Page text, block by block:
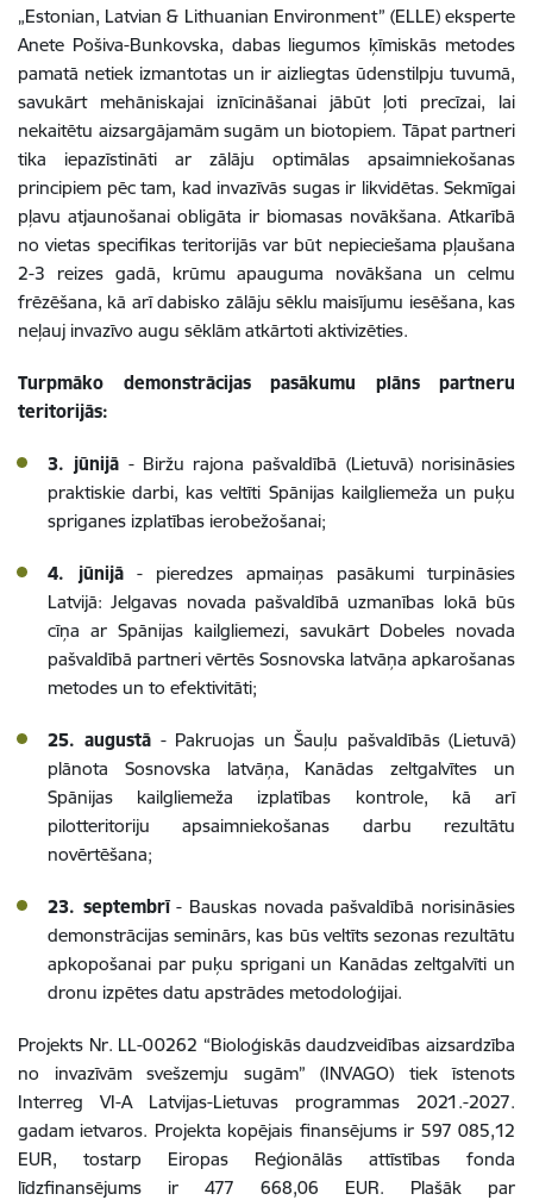
„Estonian, Latvian & Lithuanian Environment” (ELLE) eksperte
Anete Pošiva-Bunkovska, dabas liegumos ķīmiskās metodes
pamatā netiek izmantotas un ir aizliegtas ūdenstilpju tuvumā,
savukārt mehāniskajai iznīcināšanai jābūt ļoti precīzai, lai
nekaitētu aizsargājamām sugām un biotopiem. Tāpat partneri
tika iepazīstināti ar zālāju optimālas apsaimniekošanas
principiem pēc tam, kad invazīvās sugas ir likvidētas. Sekmīgai
pļavu atjaunošanai obligāta ir biomasas novākšana. Atkarībā
no vietas specifikas teritorijās var būt nepieciešama pļaušana
2-3 reizes gadā, krūmu apauguma novākšana un celmu
frēzēšana, kā arī dabisko zālāju sēklu maisījumu iesēšana, kas
neļauj invazīvo augu sēklām atkārtoti aktivizēties.
Turpmāko demonstrācijas pasākumu plāns partneru
teritorijās:
3. jūnijā - Biržu rajona pašvaldībā (Lietuvā) norisināsies
praktiskie darbi, kas veltīti Spānijas kailgliemeža un puķu
spriganes izplatības ierobežošanai;
4. jūnijā - pieredzes apmaiņas pasākumi turpināsies
Latvijā: Jelgavas novada pašvaldībā uzmanības lokā būs
cīņa ar Spānijas kailgliemezi, savukārt Dobeles novada
pašvaldībā partneri vērtēs Sosnovska latvāņa apkarošanas
metodes un to efektivitāti;
25. augustā - Pakruojas un Šauļu pašvaldībās (Lietuvā)
plānota Sosnovska latvāņa, Kanādas zeltgalvītes un
Spānijas kailgliemeža izplatības kontrole, kā arī
pilotteritoriju apsaimniekošanas darbu rezultātu
novērtēšana;
23. septembrī- Bauskas novada pašvaldībā norisināsies
demonstrācijas seminārs, kas būs veltīts sezonas rezultātu
apkopošanai par puķu sprigani un Kanādas zeltgalvīti un
dronu izpētes datu apstrādes metodoloģijai.
Projekts Nr. LL-00262 “Bioloģiskās daudzveidības aizsardzība
no invazīvām svešzemju sugām” (INVAGO) tiek īstenots
Interreg VI-A Latvijas-Lietuvas programmas 2021.-2027.
gadam ietvaros. Projekta kopējais finansējums ir 597 085,12
EUR, tostarp Eiropas Reģionālās attīstības fonda
līdzfinansējums ir 477 668,06 EUR. Plašāk par